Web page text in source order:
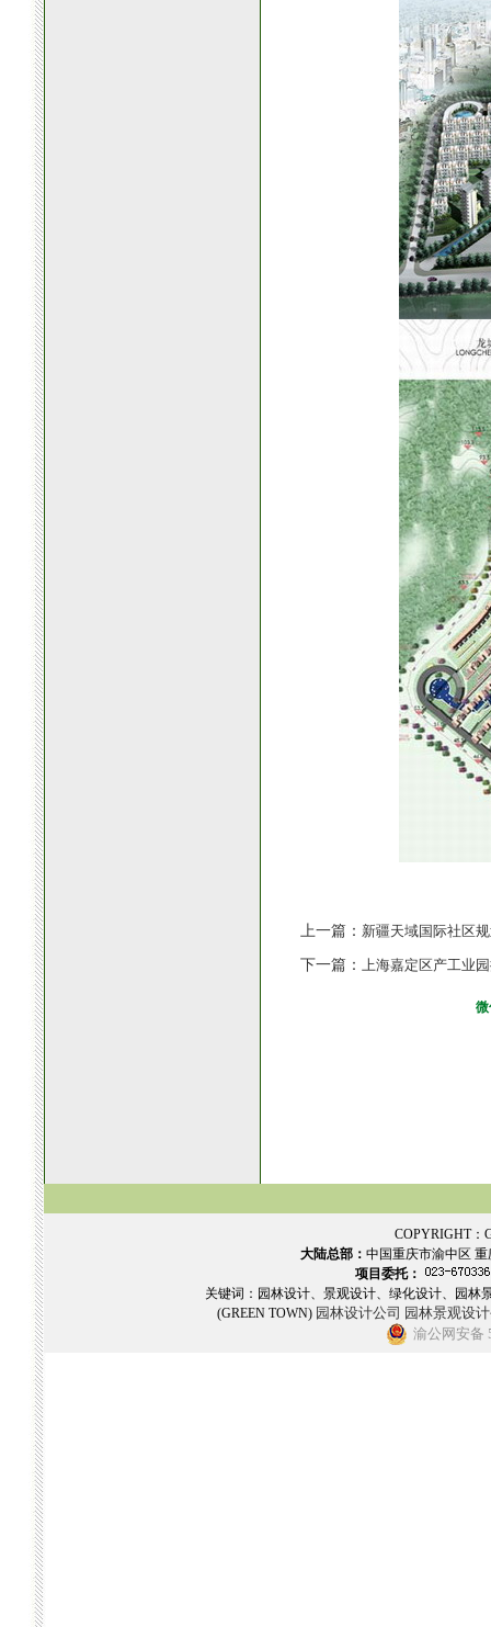
上一篇： 新疆天域国际社区
下一篇： 上海嘉定区产工业
COPYRIGHT：
大陆总部： 中国重庆市渝中区
项目委托：
关键词：园林设计、景观设计、绿化设计、园林
(GREEN TOWN) 园林设计公司 园林景观设
渝公网安备